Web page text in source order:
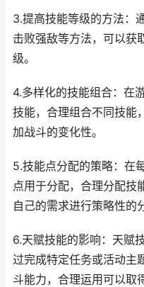
3.提高技能等级的方法：
击败强敌等方法，可以获
级。
4.多样化的技能组合：在
技能，合理组合不同技能
加战斗的变化性。
5.技能点分配的策略：在
点用于分配，合理分配技
自己的需求进行策略性的
6.天赋技能的影响：天赋
过完成特定任务或活动主
斗能力，合理运用可以取